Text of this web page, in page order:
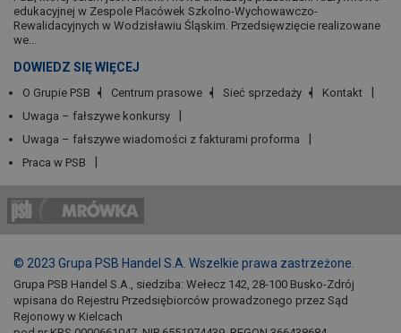
edukacyjnej w Zespole Placówek Szkolno-Wychowawczo-
Rewalidacyjnych w Wodzisławiu Śląskim. Przedsięwzięcie realizowane
we...
DOWIEDZ SIĘ WIĘCEJ
O Grupie PSB Centrum prasowe Sieć sprzedaży
Kontakt
Uwaga – fałszywe konkursy
Uwaga – fałszywe wiadomości z fakturami proforma
Praca w PSB
© 2023 Grupa PSB Handel S.A. Wszelkie prawa zastrzeżone.
Grupa PSB Handel S.A., siedziba: Wełecz 142, 28-100 Busko-Zdrój
wpisana do Rejestru Przedsiębiorców prowadzonego przez Sąd
Rejonowy w Kielcach